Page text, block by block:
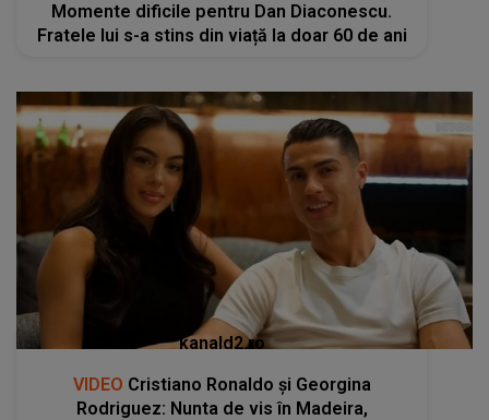
Momente dificile pentru Dan Diaconescu.
Fratele lui s-a stins din viață la doar 60 de ani
kanald2.ro
VIDEO Cristiano Ronaldo și Georgina
Rodriguez: Nunta de vis în Madeira,